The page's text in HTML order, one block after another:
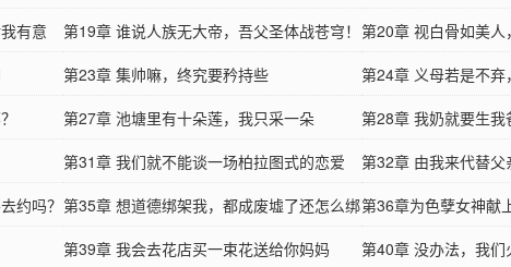
有意
第19章 谁说人族无大帝，吾父圣体战苍穹！ 第20章 视白骨如美人
第23章 集帅嘛，终究要矜持些
第24章 义母若是不
第27章 池塘里有十朵莲，我只采一朵
第28章 我奶就要生
女
第31章 我们就不能谈一场柏拉图式的恋爱
吗？
第32章 由我来代替父
约吗？ 第35章 想道德绑架我，都成废墟了还怎么绑
架？
第36章为色孽女神献
第39章 我会去花店买一束花送给你妈妈
第40章 没办法，我